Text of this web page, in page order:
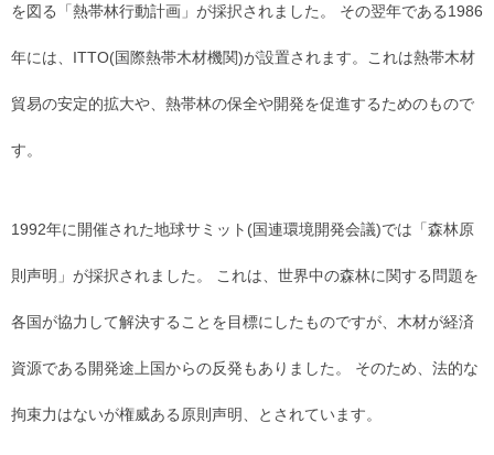
を図る「熱帯林行動計画」が採択されました。 その翌年である1986
年には、ITTO(国際熱帯木材機関)が設置されます。これは熱帯木材
貿易の安定的拡大や、熱帯林の保全や開発を促進するためのもので
す。
1992年に開催された地球サミット(国連環境開発会議)では「森林原
則声明」が採択されました。 これは、世界中の森林に関する問題を
各国が協力して解決することを目標にしたものですが、木材が経済
資源である開発途上国からの反発もありました。 そのため、法的な
拘束力はないが権威ある原則声明、とされています。